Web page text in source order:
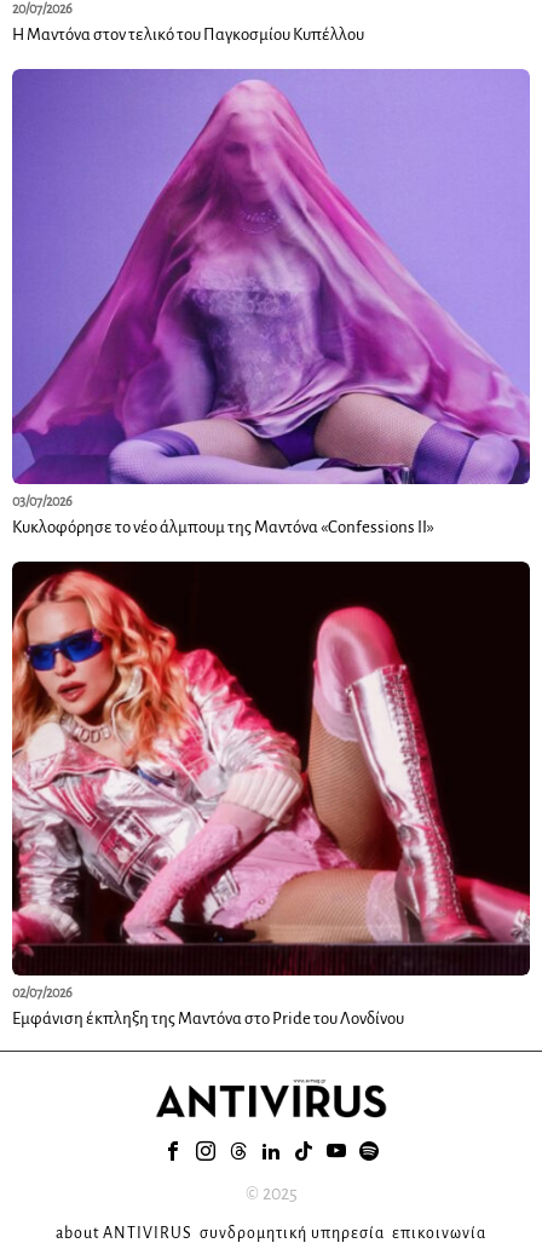
20/07/2026
Η Μαντόνα στον τελικό του Παγκοσμίου Κυπέλλου
03/07/2026
Κυκλοφόρησε το νέο άλμπουμ της Μαντόνα «Confessions II»
02/07/2026
Εμφάνιση έκπληξη της Μαντόνα στο Pride του Λονδίνου
© 2025
about ANTIVIRUS συνδρομητική υπηρεσία επικοινωνία